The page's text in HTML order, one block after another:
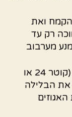
הקמח ואת
רק עד
מערבוב
משמנים ומקמחים קלות תבנית עגולה (קוטר 24 או
את הבלילה